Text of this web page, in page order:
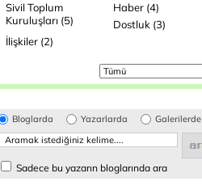
Sivil Toplum
Kuruluşları (5)
Haber (4)
Dostluk (3)
İlişkiler (2)
Bloglarda Yazarlarda Galerilerde
Sadece bu yazarın bloglarında ara